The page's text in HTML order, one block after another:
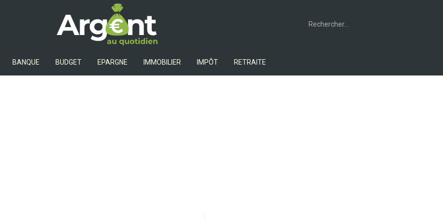
Argent Au Quotidien
Rechercher :
BANQUE BUDGET EPARGNE IMMOBILIER IMPÔT RETRAITE